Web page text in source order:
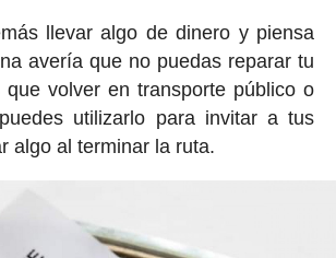
llevar algo de dinero y piensa
avería que no puedas reparar tu
que volver en transporte público o
utilizarlo para invitar a tus
algo al terminar la ruta.